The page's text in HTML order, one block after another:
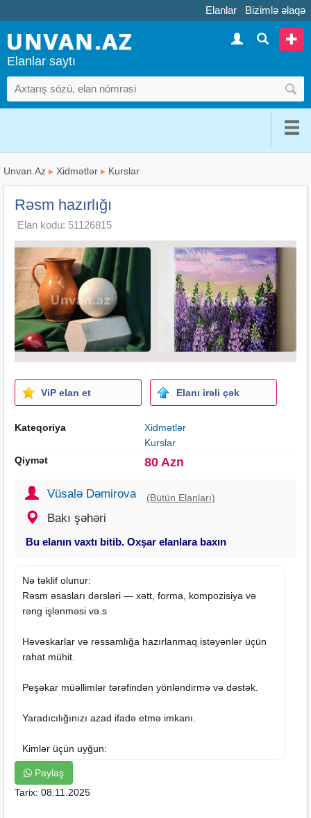
Elanlar Bizimlə əlaqə
Elanlar saytı
Unvan.Az ▸ Xidmətlər ▸ Kurslar
Rəsm hazırlığı
Elan kodu: 51126815
ViP elan et Elanı irəli çək
Kateqoriya
Xidmətlər
Kurslar
Qiymət
80 Azn
Vüsalə Dəmirova (Bütün Elanları)
Bakı şəhəri
Bu elanın vaxtı bitib. Oxşar elanlara baxın
Nə təklif olunur:
Rəsm əsasları dərsləri — xətt, forma, kompozisiya və
rəng işlənməsi və.s
Həvəskarlar və rəssamlığa hazırlanmaq istəyənlər üçün
rahat mühit.
Peşəkar müəllimlər tərəfindən yönləndirmə və dəstək.
Yaradıcılığınızı azad ifadə etmə imkanı.
Kimlər üçün uyğun:
Rəssamlığa marağı olan, Rəssamliga dizaynerliye
hazırlaşan tələbələr.
Səbrli, öyrənməyə açıq biri.
Paylaş
Tarix: 08.11.2025